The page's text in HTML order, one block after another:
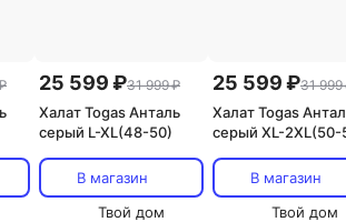
25 599 ₽31 999 ₽
Халат Togas Анталь
серый L-XL(48-50)
В магазин
Твой дом
25 599 ₽31 999
Халат Togas
серый XL-2XL(50-
В магазин
Твой дом